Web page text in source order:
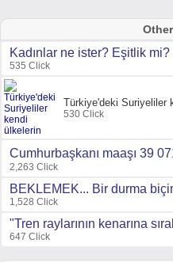
Kadınlar ne ister? Eşitlik mi?
535 Click
Türkiye'deki Suriyeliler
530 Click
Cumhurbaşkanı maaşı 39
2,263 Click
BEKLEMEK... Bir durma
1,528 Click
"Tren raylarının kenarına
647 Click